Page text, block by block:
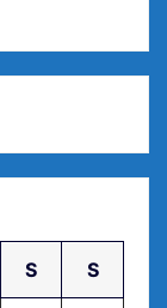
S S